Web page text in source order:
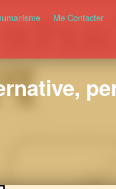
Me Contacter